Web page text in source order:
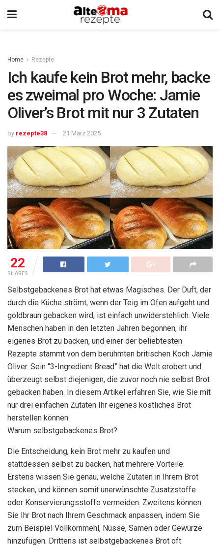
Home Rezepte
Ich kaufe kein Brot mehr, backe
es zweimal pro Woche: Jamie
Oliver’s Brot mit nur 3 Zutaten
by rezepte38 21 März 2025
22
SHARES
Selbstgebackenes Brot hat etwas Magisches. Der Duft, der
durch die Küche strömt, wenn der Teig im Ofen aufgeht und
goldbraun gebacken wird, ist einfach unwiderstehlich. Viele
Menschen haben in den letzten Jahren begonnen, ihr
eigenes Brot zu backen, und einer der beliebtesten
Rezepte stammt von dem berühmten britischen Koch Jamie
Oliver. Sein “3-Ingredient Bread” hat die Welt erobert und
überzeugt selbst diejenigen, die zuvor noch nie selbst Brot
gebacken haben. In diesem Artikel erfahren Sie, wie Sie mit
nur drei einfachen Zutaten Ihr eigenes köstliches Brot
herstellen können.
Warum selbstgebackenes Brot?
Die Entscheidung, kein Brot mehr zu kaufen und
stattdessen selbst zu backen, hat mehrere Vorteile.
Erstens wissen Sie genau, welche Zutaten in Ihrem Brot
stecken, und können somit unerwünschte Zusatzstoffe
oder Konservierungsstoffe vermeiden. Zweitens können
Sie Ihr Brot nach Ihrem Geschmack anpassen, indem Sie
zum Beispiel Vollkornmehl, Nüsse, Samen oder Gewürze
hinzufügen. Drittens ist selbstgebackenes Brot oft